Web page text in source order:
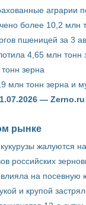
аграрии
более 10,2 млн
пшеницей за 3
4,65 млн тонн
зерна
млн тонн зерна и
— Zerno.ru
рынке
жалуются
российских
на
и крупой